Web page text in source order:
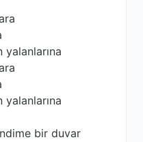
yalanlarına
yalanlarına
bir duvar